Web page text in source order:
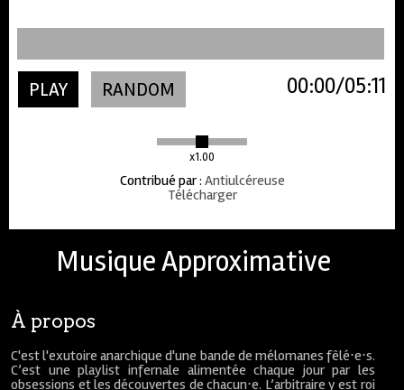
PLAY RANDOM
x1.00
05:11
00:00
Contribué par: Antiulcéreuse
Télécharger
Musique Approximative
À propos
C'est l'exutoire anarchique d'une bande de mélomanes fêlé⋅e⋅s.
C’est une playlist infernale alimentée chaque jour par les
obsessions et les découvertes de chacun⋅e. L’arbitraire y est roi